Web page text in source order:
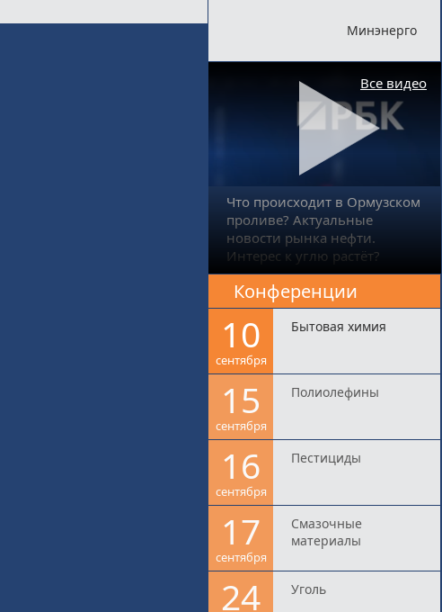
Минэнерго
Что происходит в Ормузском
проливе? Актуальные
новости рынка нефти.
Интерес к углю растёт?
Все видео
Конференции
10
сентября
Бытовая химия
15
сентября
Полиолефины
16
сентября
Пестициды
17
сентября
Смазочные
материалы
24 Уголь